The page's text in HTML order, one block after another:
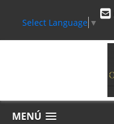
Select Language ▼
MENÚ